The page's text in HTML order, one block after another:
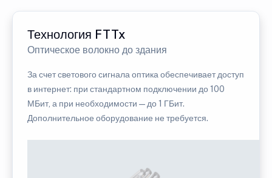
Технология FTTx
Оптическое волокно до здания
За счет светового сигнала оптика обеспечивает доступ
в интернет: при стандартном подключении до 100
МБит, а при необходимости — до 1 ГБит.
Дополнительное оборудование не требуется.